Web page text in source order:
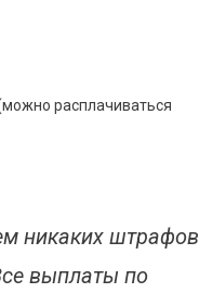
расплачиваться
никаких штрафов
выплаты по